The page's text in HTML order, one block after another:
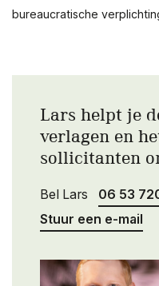
bureaucratische
Lars helpt je
verlagen en
sollicitanten
Bel Lars 06 53
Stuur een e-mail